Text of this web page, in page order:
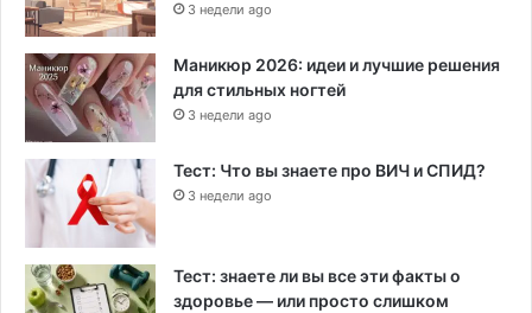
3 недели ago
Маникюр 2026: идеи и лучшие решения
для стильных ногтей
3 недели ago
Тест: Что вы знаете про ВИЧ и СПИД?
3 недели ago
Тест: знаете ли вы все эти факты о
здоровье — или просто слишком